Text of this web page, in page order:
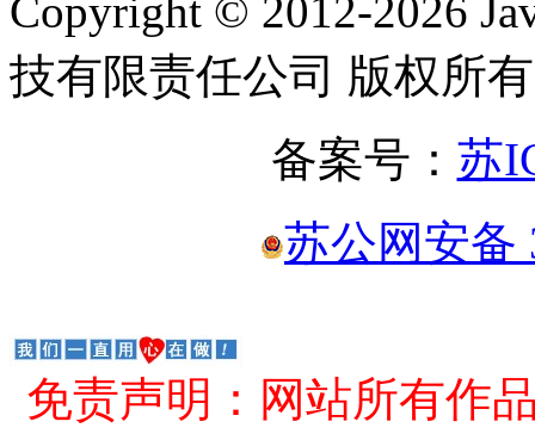
Copyright © 2012-2026
技有限责任公司 版权所有
备案号： 苏
苏公网安备
免责声明：网站所有作